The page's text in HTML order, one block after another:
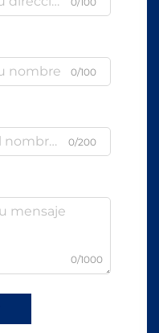
0/100
0/200
0/1000